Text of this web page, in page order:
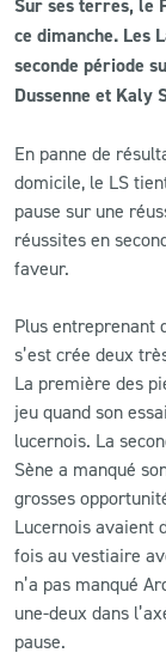
RESTAURATION
CLUB
CONTACT
ACTUALITÉS
L’APP DU LS
LS ACADEMY CAMPS
MATCH DES
PRESSE ET MEDIAS
ce dimanche. Les
seconde période
Dussenne et Kaly
En panne de
domicile, le LS
pause sur une
réussites en
faveur.
Plus entreprenant
s’est crée deux
La première des
jeu quand son
lucernois. La
Sène a manqué
grosses
Lucernois avaient
fois au vestiaire
n’a pas manqué
une-deux dans
pause.